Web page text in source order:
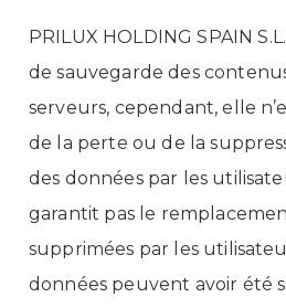
PRILUX HOLDING SPAIN
de sauvegarde des
serveurs, cependant, elle
de la perte ou de la
des données par les
garantit pas le
supprimées par les
données peuvent avoir été